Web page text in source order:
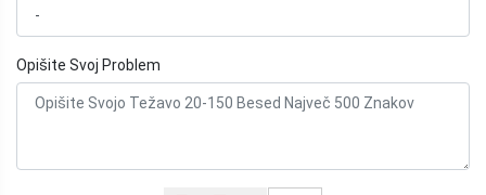
Opišite Svoj Problem